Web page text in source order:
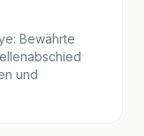
Bewährte
und